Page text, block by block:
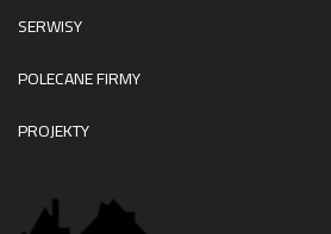
SERWISY
POLECANE FIRMY
PROJEKTY